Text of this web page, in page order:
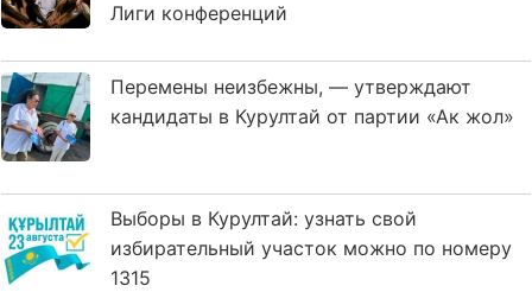
Лиги конференций
Перемены неизбежны, — утверждают
кандидаты в Курултай от партии «Ак жол»
Выборы в Курултай: узнать свой
избирательный участок можно по номеру
1315